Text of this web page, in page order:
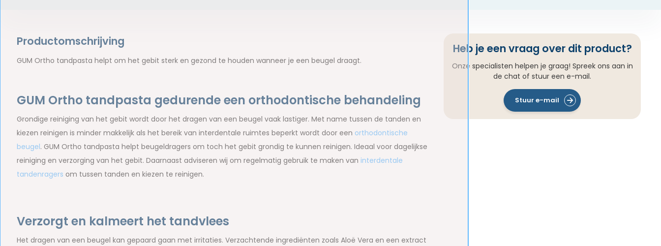
Productomschrijving
GUM Ortho tandpasta helpt om het gebit sterk en gezond te houden wanneer je een beugel draagt.
GUM Ortho tandpasta gedurende een orthodontische behandeling
Grondige reiniging van het gebit wordt door het dragen van een beugel vaak lastiger. Met name tussen de tanden en
kiezen reinigen is minder makkelijk als het bereik van interdentale ruimtes beperkt wordt door een orthodontische
beugel. GUM Ortho tandpasta helpt beugeldragers om toch het gebit grondig te kunnen reinigen. Ideaal voor dagelijkse
reiniging en verzorging van het gebit. Daarnaast adviseren wij om regelmatig gebruik te maken van interdentale
tandenragers om tussen tanden en kiezen te reinigen.
Verzorgt en kalmeert het tandvlees
Het dragen van een beugel kan gepaard gaan met irritaties. Verzachtende ingrediënten zoals Aloë Vera en een extract
Heb je een vraag over dit product?
Onze specialisten helpen je graag! Spreek ons aan in
de chat of stuur een e-mail.
Stuur e-mail